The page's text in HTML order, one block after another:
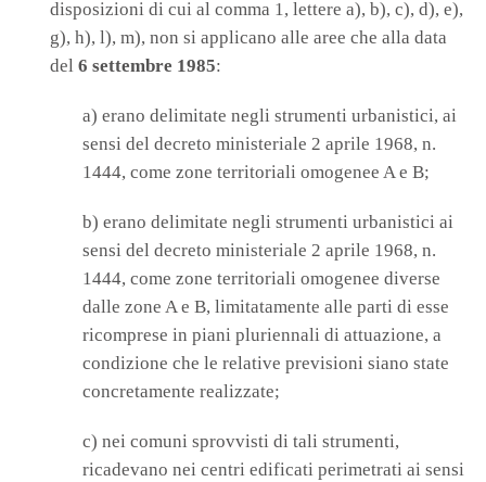
disposizioni di cui al comma 1, lettere a), b), c), d), e),
g), h), l), m), non si applicano alle aree che alla data
del 6 settembre 1985:
a) erano delimitate negli strumenti urbanistici, ai
sensi del decreto ministeriale 2 aprile 1968, n.
1444, come zone territoriali omogenee A e B;
b) erano delimitate negli strumenti urbanistici ai
sensi del decreto ministeriale 2 aprile 1968, n.
1444, come zone territoriali omogenee diverse
dalle zone A e B, limitatamente alle parti di esse
ricomprese in piani pluriennali di attuazione, a
condizione che le relative previsioni siano state
concretamente realizzate;
c) nei comuni sprovvisti di tali strumenti,
ricadevano nei centri edificati perimetrati ai sensi